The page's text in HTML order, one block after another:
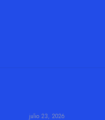
julio 23, 2026